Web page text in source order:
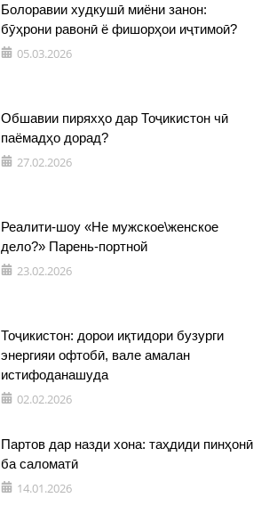
Болоравии худкушӣ миёни занон:
бӯҳрони равонӣ ё фишорҳои иҷтимоӣ?
05.03.2026
Обшавии пиряхҳо дар Тоҷикистон чӣ
паёмадҳо дорад?
27.02.2026
Реалити-шоу «Не мужское\женское
дело?» Парень-портной
23.02.2026
Тоҷикистон: дорои иқтидори бузурги
энергияи офтобӣ, вале амалан
истифоданашуда
02.02.2026
Партов дар назди хона: таҳдиди пинҳонӣ
ба саломатӣ
14.01.2026